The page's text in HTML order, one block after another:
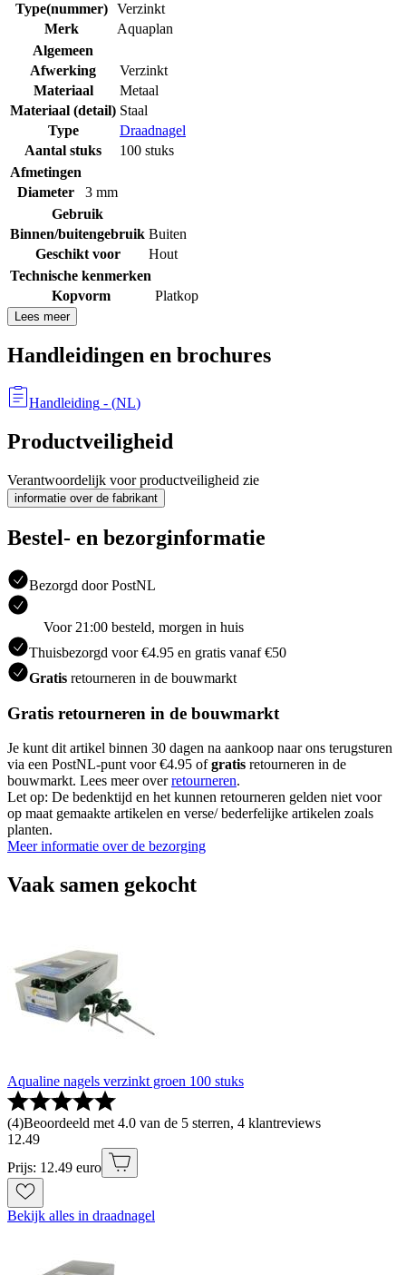
Type(nummer) Verzinkt
Merk
Aquaplan
Algemeen
Afwerking
Verzinkt
Materiaal
Metaal
Materiaal (detail) Staal
Type
Draadnagel
Aantal stuks
100 stuks
Afmetingen
Diameter
3 mm
Gebruik
Binnen/buitengebruik Buiten
Geschikt voor
Hout
Technische kenmerken
Kopvorm
Platkop
Lees meer
Handleidingen en brochures
Handleiding - (NL)
Productveiligheid
Verantwoordelijk voor productveiligheid zie
informatie over de fabrikant
Bestel- en bezorginformatie
Bezorgd door PostNL
Voor 21:00 besteld, morgen in huis
Thuisbezorgd voor €4.95 en gratis vanaf €50
Gratis retourneren in de bouwmarkt
Gratis retourneren in de bouwmarkt
Je kunt dit artikel binnen 30 dagen na aankoop naar ons terugsturen
via een PostNL-punt voor €4.95 ofgratis retourneren in de
bouwmarkt. Lees meer overretourneren.
Let op: De bedenktijd en het kunnen retourneren gelden niet voor
op maat gemaakte artikelen en verse/ bederfelijke artikelen zoals
planten.
Meer informatie over de bezorging
Vaak samen gekocht
Aqualine nagels verzinkt groen 100 stuks
(4)Beoordeeld met 4.0 van de 5 sterren, 4 klantreviews
12.49
Prijs: 12.49 euro
Bekijk alles in draadnagel